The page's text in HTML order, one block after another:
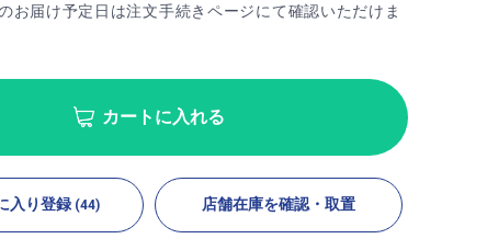
お届け予定日は注文手続きページにて確認いただけま
カートに入れる
入り登録 (44) 店舗在庫を確認・取置